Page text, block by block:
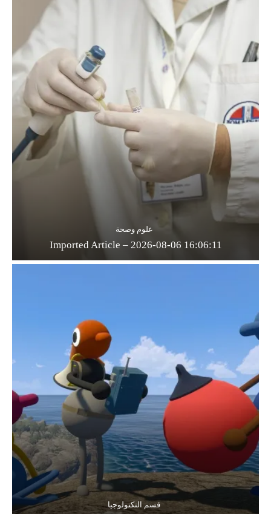
علوم وصحة
Imported Article – 2026-08-06 16:06:11
قسم التكنولوجيا